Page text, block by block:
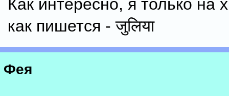
Как интересно, я только на
как пишется - जुलिया
Фея